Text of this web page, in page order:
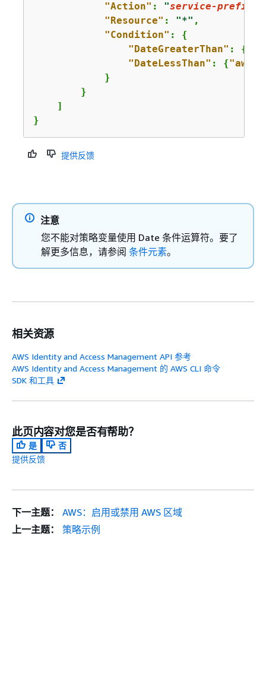
"Action" : "service-prefix
"Resource" : "*" ,
"Condition" : {
"DateGreaterThan" : {
"DateLessThan" : {
            }
        }
    ]
}
提供反馈
注意
您不能对策略变量使用 Date 条件运算符。要了
解更多信息，请参阅 条件元素。
相关资源
AWS Identity and Access Management API 参考
AWS Identity and Access Management 的 AWS CLI 命令
SDK 和工具
此页内容对您是否有帮助？
是
否
提供反馈
下一主题：
AWS：启用或禁用 AWS 区域
上一主题：
策略示例